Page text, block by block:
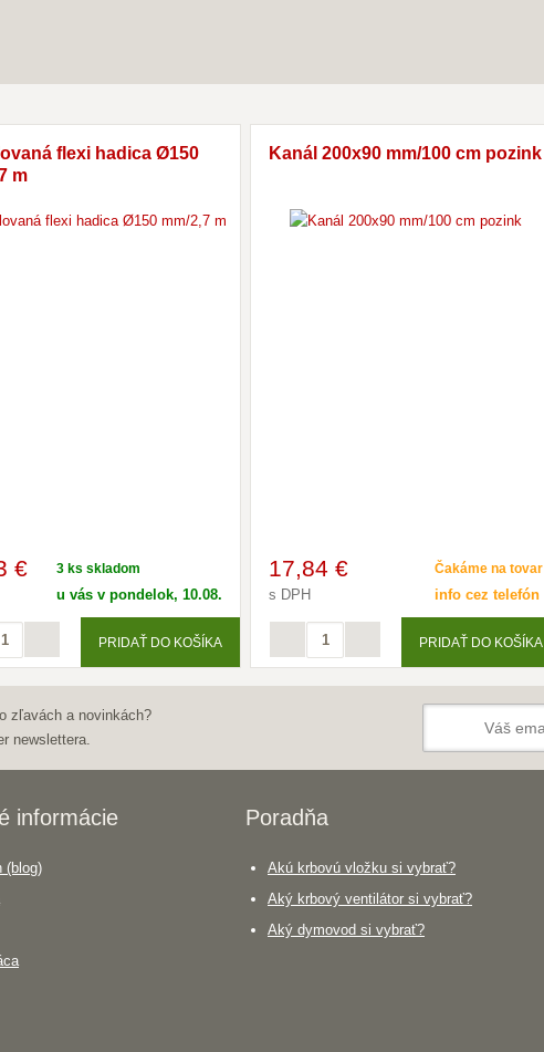
flexi hadica Ø150
m
€ 3 ks skladom
u vás v pondelok, 10.08.
PRIDAŤ DO KOŠÍKA
Kanál 200x90 mm/100 cm pozink
17,84 €
s DPH
Čakáme na tovar
info cez telefón
PRIDAŤ DO KOŠÍKA
zľavách a novinkách?
newslettera.
informácie
(blog)
Poradňa
Akú krbovú vložku si vybrať?
Aký krbový ventilátor si vybrať?
Aký dymovod si vybrať?